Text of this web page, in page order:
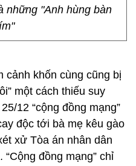
những "Anh hùng bàn
khốn cùng cũng bị
một cách thiếu suy
12 “cộng đồng mạng”
độc tới bà mẹ kêu gào
xử Tòa án nhân dân
đồng mạng” chỉ